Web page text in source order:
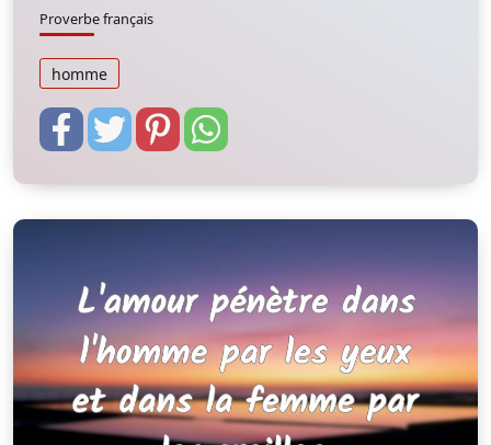
Proverbe français
homme